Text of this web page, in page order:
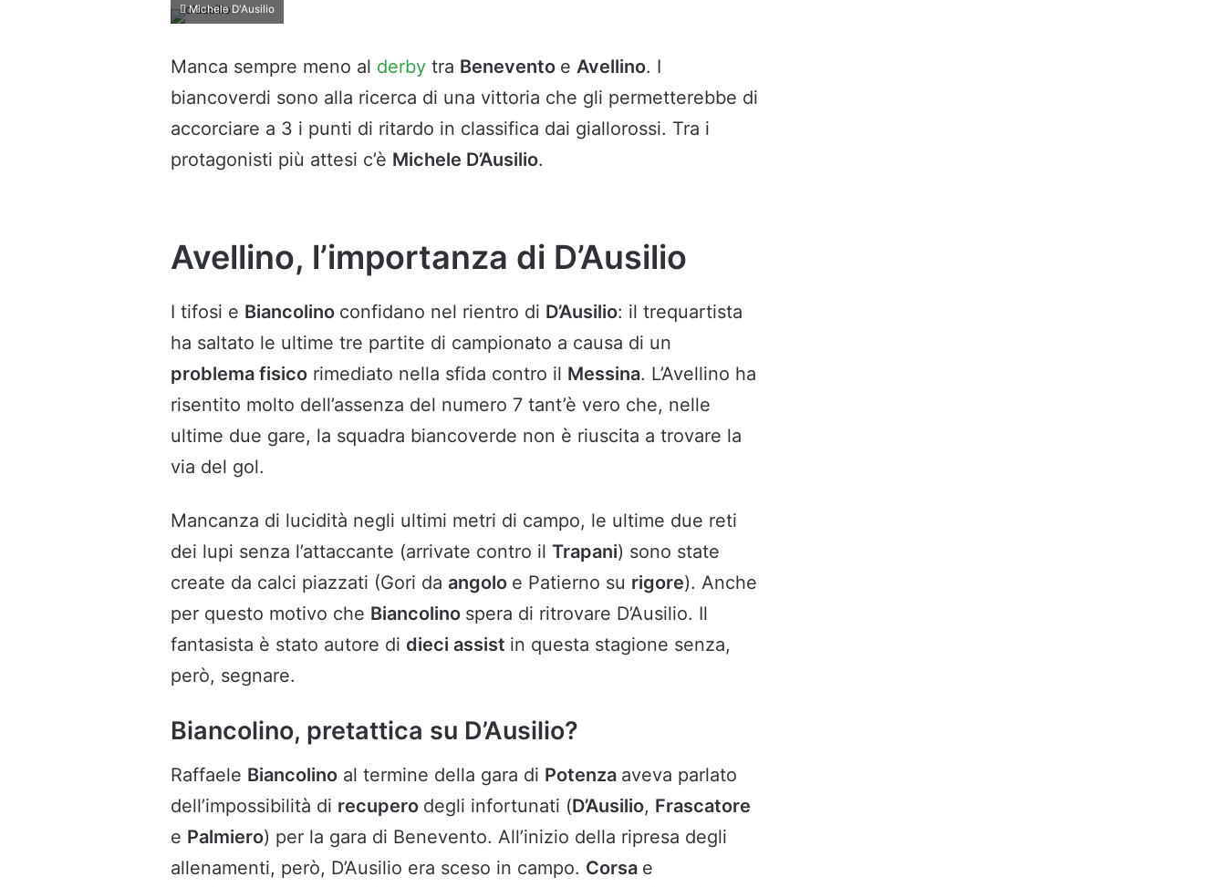
Michele D'Ausilio
Manca sempre meno al derby tra Benevento e Avellino. I
biancoverdi sono alla ricerca di una vittoria che gli permetterebbe di
accorciare a 3 i punti di ritardo in classifica dai giallorossi. Tra i
protagonisti più attesi c’è Michele D’Ausilio.
Avellino, l’importanza di D’Ausilio
I tifosi e Biancolino confidano nel rientro di D’Ausilio: il trequartista
ha saltato le ultime tre partite di campionato a causa di un
problema fisico rimediato nella sfida contro il Messina. L’Avellino ha
risentito molto dell’assenza del numero 7 tant’è vero che, nelle
ultime due gare, la squadra biancoverde non è riuscita a trovare la
via del gol.
Mancanza di lucidità negli ultimi metri di campo, le ultime due reti
dei lupi senza l’attaccante (arrivate contro il Trapani) sono state
create da calci piazzati (Gori da angolo e Patierno su rigore). Anche
per questo motivo che Biancolino spera di ritrovare D’Ausilio. Il
fantasista è stato autore di dieci assist in questa stagione senza,
però, segnare.
Biancolino, pretattica su D’Ausilio?
Raffaele Biancolino al termine della gara di Potenza aveva parlato
dell’impossibilità di recupero degli infortunati (D’Ausilio, Frascatore
e Palmiero) per la gara di Benevento. All’inizio della ripresa degli
allenamenti, però, D’Ausilio era sceso in campo. Corsa e